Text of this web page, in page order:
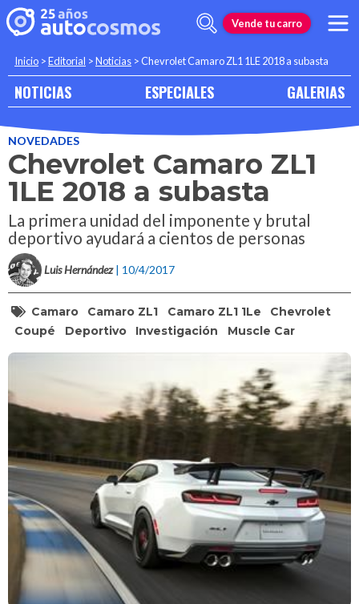
Vende tu carro
Inicio >Editorial >Noticias >Chevrolet Camaro ZL1 1LE 2018 a subasta
NOTICIAS ESPECIALES GALERIAS
NOVEDADES
Chevrolet Camaro ZL1
1LE 2018 a subasta
La primera unidad del imponente y brutal
deportivo ayudará a cientos de personas
Luis Hernández | 10/4/2017
Camaro Camaro ZL1 Camaro ZL1 1Le
Chevrolet
Coupé
Deportivo Investigación Muscle Car